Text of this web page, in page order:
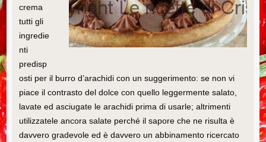
crema
tutti gli
ingredie
nti
predisp
osti per il burro d’arachidi con un suggerimento: se non vi
piace il contrasto del dolce con quello leggermente salato,
lavate ed asciugate le arachidi prima di usarle; altrimenti
utilizzatele ancora salate perché il sapore che ne risulta è
davvero gradevole ed è davvero un abbinamento ricercato